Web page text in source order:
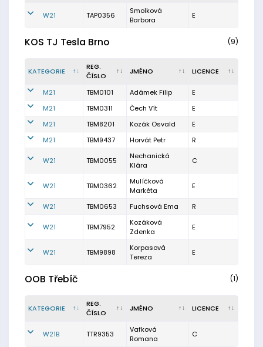
W21 TAP0356
Smolková
Barbora
E
KOS TJ Tesla Brno (9)
KATEGORIE
REG.
ČÍSLO
JMÉNO LICENCE
M21 TBM0101 Adámek Filip
E
M21
TBM0311 Čech Vít
E
M21
TBM8201 Kozák Osvald
E
M21
TBM9437 Horvát Petr R
W21 TBM0055
Nechanická
Klára
C
W21 TBM0362
Mulíčková
Markéta
E
W21 TBM0653 Fuchsová Ema R
W21 TBM7952
Kozáková
Zdenka
E
W21 TBM9898
Korpasová
Tereza
E
OOB Třebíč (1)
KATEGORIE
REG.
ČÍSLO
JMÉNO LICENCE
W21B TTR9353
Vafková
Romana
C